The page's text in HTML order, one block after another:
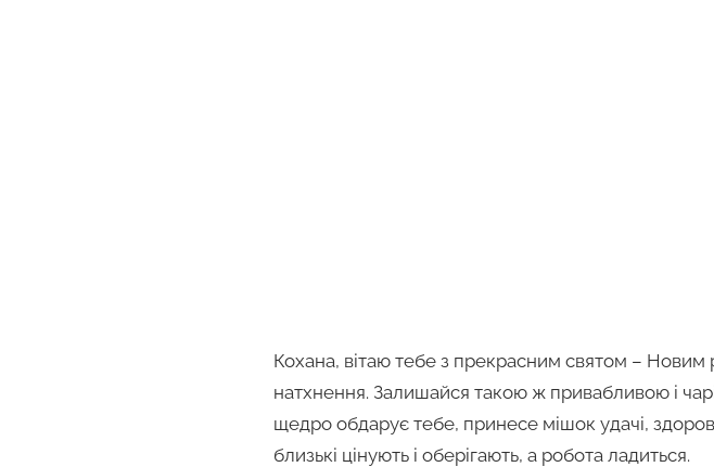
Кохана, вітаю тебе з прекрасним святом –
натхнення. Залишайся такою ж привабливою і
щедро обдарує тебе, принесе мішок удачі,
близькі цінують і оберігають, а робота ладиться.